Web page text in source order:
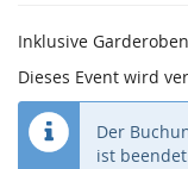
Inklusive
Dieses Event wird
Der
ist